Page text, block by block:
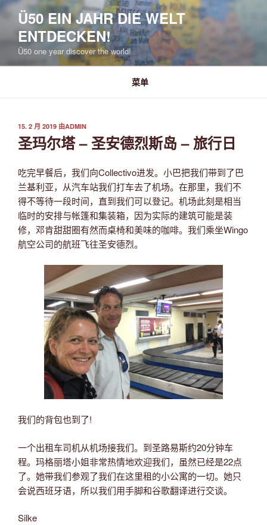
跳
Ü50 EIN JAHR DIE WELT
ENTDECKEN!
Ü50 one year discover the world!
菜单
发
布
于
15. 2 月 2019 由ADMIN
圣玛尔塔 – 圣安德烈斯岛 – 旅行日
吃完早餐后，我们向Collectivo进发。小巴把我们带到了巴
兰基利亚，从汽车站我们打车去了机场。在那里，我们不
得不等待一段时间，直到我们可以登记。机场此刻是相当
临时的安排与帐篷和集装箱，因为实际的建筑可能是装
修，邓肯甜甜圈有然而桌椅和美味的咖啡。我们乘坐Wingo
航空公司的航班飞往圣安德烈。
我们的背包也到了!
一个出租车司机从机场接我们。到圣路易斯约20分钟车
程。玛格丽塔小姐非常热情地欢迎我们，虽然已经是22点
了。她带我们参观了我们在这里租的小公寓的一切。她只
会说西班牙语，所以我们用手脚和谷歌翻译进行交谈。
Silke